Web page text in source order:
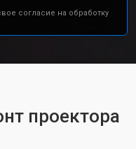
согласие на обработку
проектора